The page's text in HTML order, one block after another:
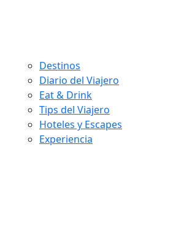
Destinos
Diario del Viajero
Eat & Drink
Tips del Viajero
Hoteles y Escapes
Experiencia